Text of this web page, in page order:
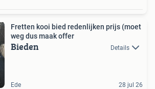
Fretten kooi bied redenlijken prijs (moet
weg dus maak offer
Bieden Details
Ede 28 jul 26